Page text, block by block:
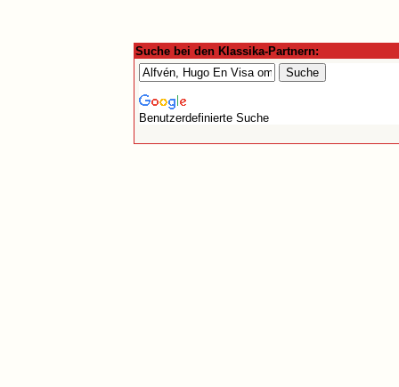
Suche bei den Klassika-Partnern:
Benutzerdefinierte Suche